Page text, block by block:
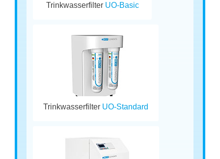
Trinkwasserfilter UO-Basic
Trinkwasserfilter UO-Standard